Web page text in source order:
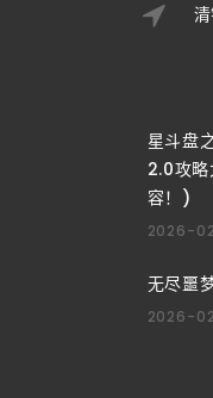
星斗盘
2.0攻
容！)
2026-
无尽噩
2026-